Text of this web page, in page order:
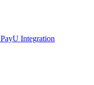
PayU Integration